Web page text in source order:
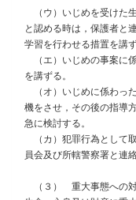
（ウ）いじめを受けた
と認める時は，保護者と
学習を行わせる措置を講ず
（エ）いじめの事案に
を講ずる。
（オ）いじめに係わっ
機をさせ，その後の指導
急に検討する。
（カ）犯罪行為として
員会及び所轄警察署と連
（３） 重大事態への